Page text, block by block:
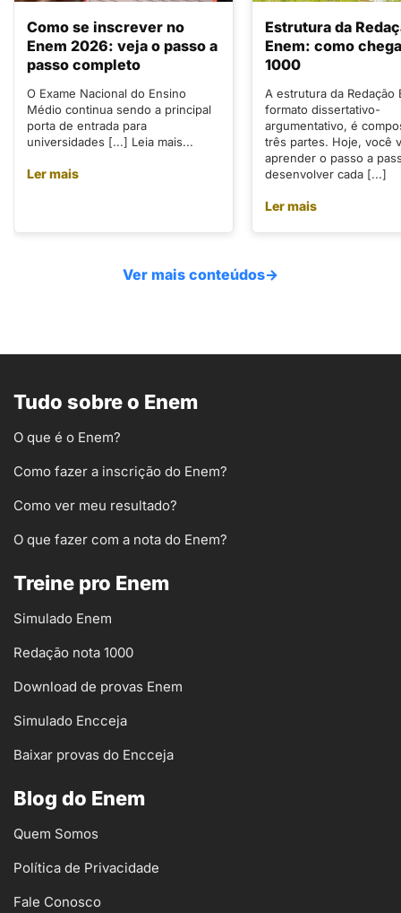
Como se inscrever no
Enem 2026: veja o passo a
passo completo
O Exame Nacional do Ensino
Médio continua sendo a principal
porta de entrada para
universidades [...] Leia mais...
Ler mais
Estrutura da
Enem: como
1000
A estrutura da Redação
formato dissertativo-
argumentativo, é
três partes. Hoje, você
aprender o passo a
desenvolver cada [...]
Ler mais
Ver mais conteúdos→
Tudo sobre o Enem
O que é o Enem?
Como fazer a inscrição do Enem?
Como ver meu resultado?
O que fazer com a nota do Enem?
Treine pro Enem
Simulado Enem
Redação nota 1000
Download de provas Enem
Simulado Encceja
Baixar provas do Encceja
Blog do Enem
Quem Somos
Política de Privacidade
Fale Conosco